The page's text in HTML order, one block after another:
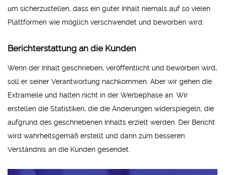
um sicherzustellen, dass ein guter Inhalt niemals auf so vielen
Plattformen wie möglich verschwendet und beworben wird.
Berichterstattung an die Kunden
Wenn der Inhalt geschrieben, veröffentlicht und beworben wird,
soll er seiner Verantwortung nachkommen. Aber wir gehen die
Extrameile und halten nicht in der Werbephase an. Wir
erstellen die Statistiken, die die Änderungen widerspiegeln, die
aufgrund des geschriebenen Inhalts erzielt werden. Der Bericht
wird wahrheitsgemäß erstellt und dann zum besseren
Verständnis an die Kunden gesendet.